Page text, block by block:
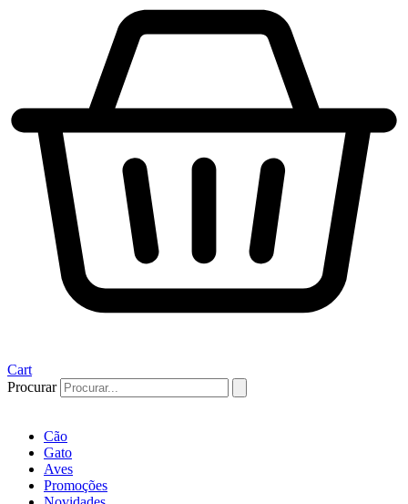
Cart
Procurar
Cão
Gato
Aves
Promoções